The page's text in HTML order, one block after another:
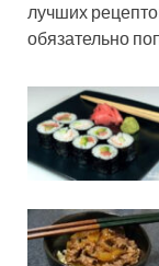
лучших
обязательно